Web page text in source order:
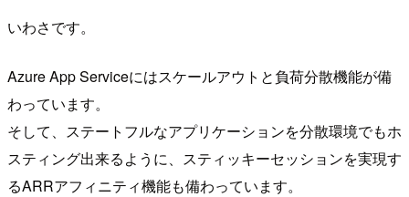
いわさです。
Azure App Serviceにはスケールアウトと負荷分散機能が備
わっています。
そして、ステートフルなアプリケーションを分散環境でもホ
スティング出来るように、スティッキーセッションを実現す
るARRアフィニティ機能も備わっています。